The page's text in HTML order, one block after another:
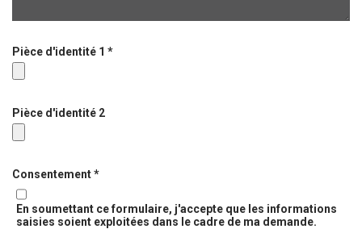
Pièce d'identité 1 *
Pièce d'identité 2
Consentement *
En soumettant ce formulaire, j'accepte que les informations
saisies soient exploitées dans le cadre de ma demande.